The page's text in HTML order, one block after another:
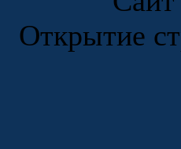
Открытие